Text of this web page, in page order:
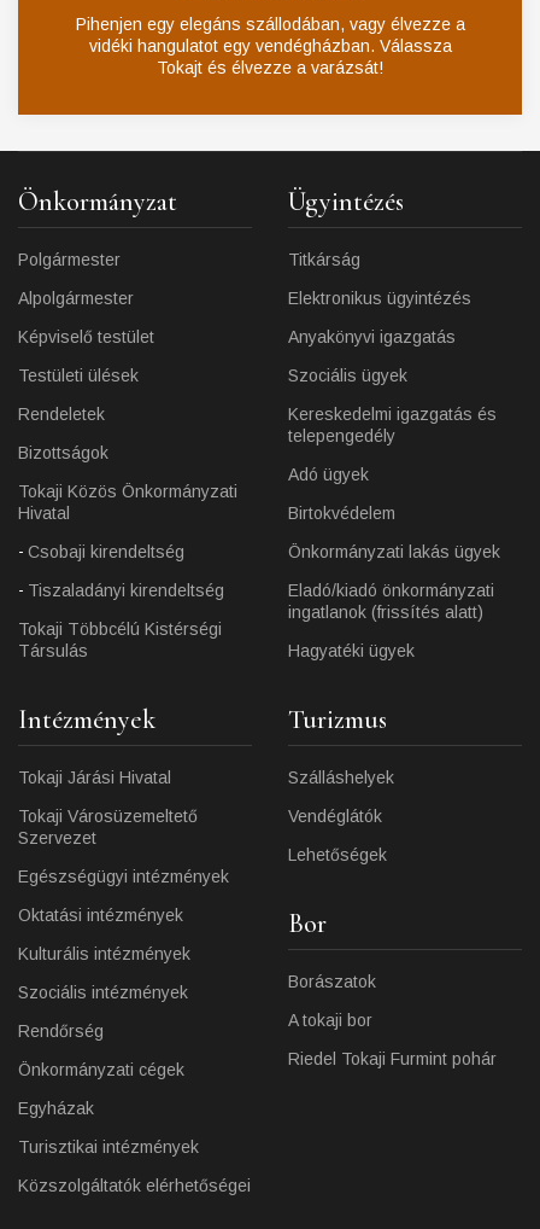
Pihenjen egy elegáns szállodában, vagy élvezze a
vidéki hangulatot egy vendégházban. Válassza
Tokajt és élvezze a varázsát!
Önkormányzat
Polgármester
Alpolgármester
Képviselő testület
Testületi ülések
Rendeletek
Bizottságok
Tokaji Közös Önkormányzati
Hivatal
Csobaji kirendeltség
Tiszaladányi kirendeltség
Tokaji Többcélú Kistérségi
Társulás
Ügyintézés
Titkárság
Elektronikus ügyintézés
Anyakönyvi igazgatás
Szociális ügyek
Kereskedelmi igazgatás és
telepengedély
Adó ügyek
Birtokvédelem
Önkormányzati lakás ügyek
Eladó/kiadó önkormányzati
ingatlanok (frissítés alatt)
Hagyatéki ügyek
Intézmények
Tokaji Járási Hivatal
Tokaji Városüzemeltető
Szervezet
Egészségügyi intézmények
Oktatási intézmények
Kulturális intézmények
Szociális intézmények
Rendőrség
Önkormányzati cégek
Egyházak
Turisztikai intézmények
Közszolgáltatók elérhetőségei
Turizmus
Szálláshelyek
Vendéglátók
Lehetőségek
Bor
Borászatok
A tokaji bor
Riedel Tokaji Furmint pohár